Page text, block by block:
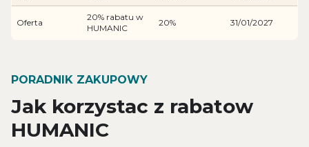
Oferta
20% rabatu w
HUMANIC
20% 31/01/2027
PORADNIK ZAKUPOWY
Jak korzystac z rabatow
HUMANIC